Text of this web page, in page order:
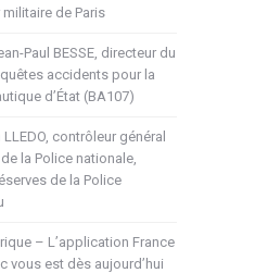
de Paris
Paul BESSE, directeur du
accidents pour la
d’État (BA107)
contrôleur général
la Police nationale,
de la Police
– L’application France
vous est dès aujourd’hui